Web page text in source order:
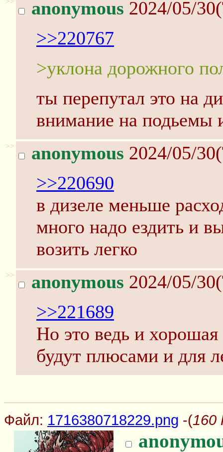
anonymous 2024/05/
>>220767
>уклона дорожного
ты перепутал это на
внимание на подьемы
>> anonymous 2024/05/
>>220690
в дизеле меньше
много надо ездить и
возить легко
>> anonymous 2024/05/
>>221689
Но это ведь и хорошая
будут плюсами и для
Файл: 1716380718229.png -(160